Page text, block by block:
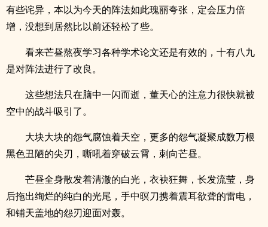
有些诧异，本以为今天的阵法如此瑰丽夸张，定会压力倍
增，没想到居然比以前还轻松了些。
看来芒昼熬夜学习各种学术论文还是有效的，十有八九
是对阵法进行了改良。
这些想法只在脑中一闪而逝，董天心的注意力很快就被
空中的战斗吸引了。
大块大块的怨气腐蚀着天空，更多的怨气凝聚成数万根
黑色丑陋的尖刃，嘶吼着穿破云霄，刺向芒昼。
芒昼全身散发着清澈的白光，衣袂狂舞，长发流莹，身
后拖出绚烂的纯白的光尾，手中暝刀携着震耳欲聋的雷电，
和铺天盖地的怨刃迎面对轰。